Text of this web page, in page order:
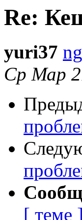
Re:
yuri37
Ср Мар
[ теме ]